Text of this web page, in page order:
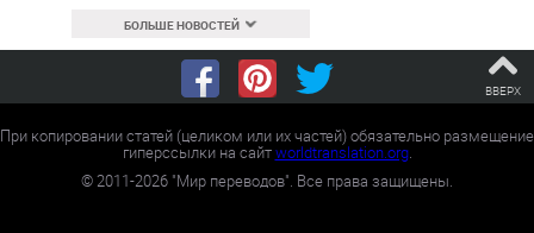
БОЛЬШЕ НОВОСТЕЙ
ВВЕРХ
При копировании статей (целиком или их частей) обязательно размещение
гиперссылки на сайтworldtranslation.org.
©2011-2026 "Мир переводов". Все права защищены.